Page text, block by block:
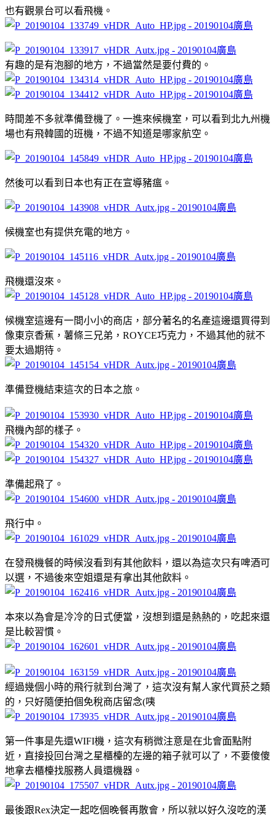
也有觀景台可以看飛機。
有趣的是有泡腳的地方，不過當然是要付費的。
時間差不多就準備登機了。一進來候機室，可以看到北九州機
場也有飛韓國的班機，不過不知道是哪家航空。
然後可以看到日本也有正在宣導豬瘟。
候機室也有提供充電的地方。
飛機還沒來。
候機室這邊有一間小小的商店，部分著名的名產這邊還買得到
像東京香蕉，薯條三兄弟，ROYCE巧克力，不過其他的就不
要太過期待。
準備登機結束這次的日本之旅。
飛機內部的樣子。
準備起飛了。
飛行中。
在發飛機餐的時候沒看到有其他飲料，還以為這次只有啤酒可
以選，不過後來空姐還是有拿出其他飲料。
本來以為會是冷冷的日式便當，沒想到還是熱熱的，吃起來還
是比較習慣。
經過幾個小時的飛行就到台灣了，這次沒有幫人家代買菸之類
的，只好隨便拍個免稅商店留念(咦
第一件事是先還WIFI機，這次有稍微注意是在北會面點附
近，直接投回台灣之星櫃檯的左邊的箱子就可以了，不要傻傻
地拿去櫃檯找服務人員還機器。
最後跟Rex決定一起吃個晚餐再散會，所以就以好久沒吃的漢